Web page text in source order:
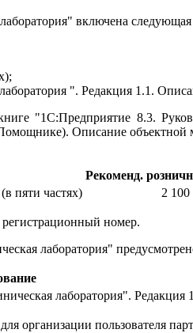
включена
". Редакция 1.1.
"1С:Предприятие 8.3.
Описание
Рекоменд.
пяти частях) 2 100
регистрационный номер.
лаборатория"
лаборатория". Редакция
организации пользователя